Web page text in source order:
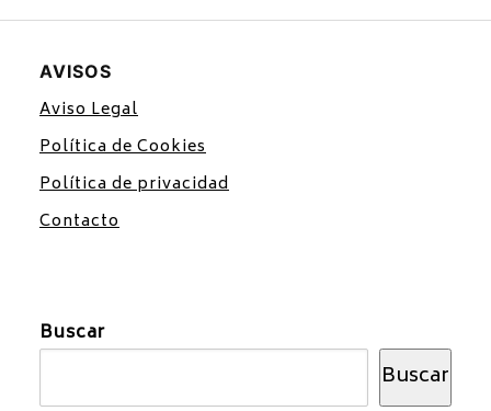
AVISOS
Aviso Legal
Política de Cookies
Política de privacidad
Contacto
Buscar
Buscar